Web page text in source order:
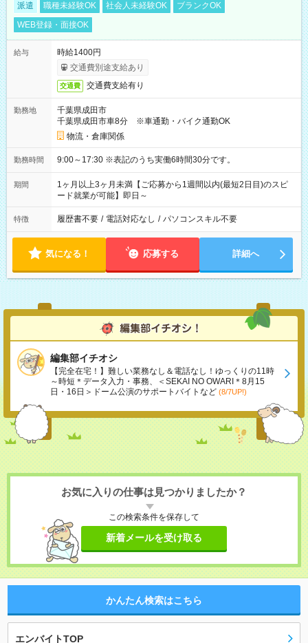
派遣 職種未経験OK 社会人未経験OK
ブランクOK
WEB登録・面接OK
給与
時給1400円
交通費別途支給あり
交通費 交通費支給有り
勤務地
千葉県成田市
千葉県成田市車8分 ※車通勤・バイク通勤OK
物流・倉庫関係
勤務時間 9:00～17:30 ※表記のうち実働6時間30分です。
期間
1ヶ月以上3ヶ月未満【ご応募から1週間以内(最短2日目)のスピ
ード就業が可能】即日～
特徴 履歴書不要 / 電話対応なし / パソコンスキル不要
気になる！ 応募する 詳細へ
編集部イチオシ
【完全在宅！】難しい業務なし＆電話なし！ゆっくりの11時
～時短＊データ入力・事務、＜SEKAI NO OWARI＊8月15
日・16日＞ドーム公演のサポートバイトなど (8/7UP!)
お気に入りの仕事は見つかりましたか？
この検索条件を保存して
新着メールを受け取る
かんたん検索はこちら
エンバイトTOP